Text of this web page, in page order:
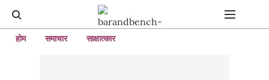
होम समाचार साक्षात्कार